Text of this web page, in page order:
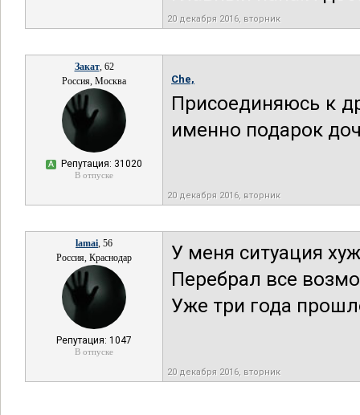
20 декабря 2016, вторник
Закат, 62
Россия, Москва
А Репутация: 31020
В отпуске
Che,
Присоединяюсь к
именно подарок
20 декабря 2016, вторник
lamai, 56
Россия, Краснодар
Репутация: 1047
В отпуске
У меня ситуация
Перебрал все
Уже три года
20 декабря 2016, вторник